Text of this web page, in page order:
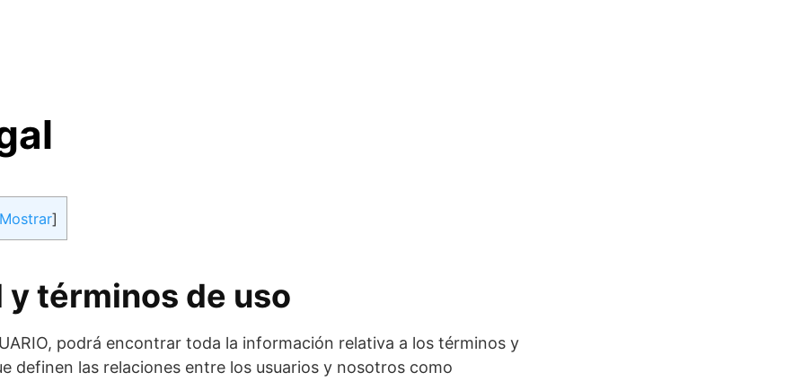
Mostrar]
y términos de uso
podrá encontrar toda la información relativa a los términos y
definen las relaciones entre los usuarios y nosotros como